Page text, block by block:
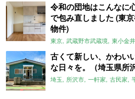
令和の団地はこんなに
で包み直しました (東
物件)
東京 武蔵野市武蔵境 東小金井
古くて新しい、かわい
な日々を。（埼玉県所
埼玉 所沢市 一軒家 古民家